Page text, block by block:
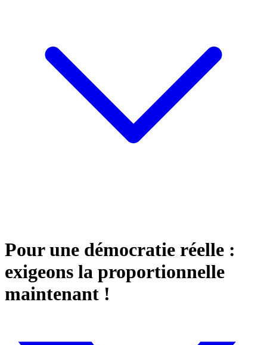
Pour une démocratie réelle :
exigeons la proportionnelle
maintenant !